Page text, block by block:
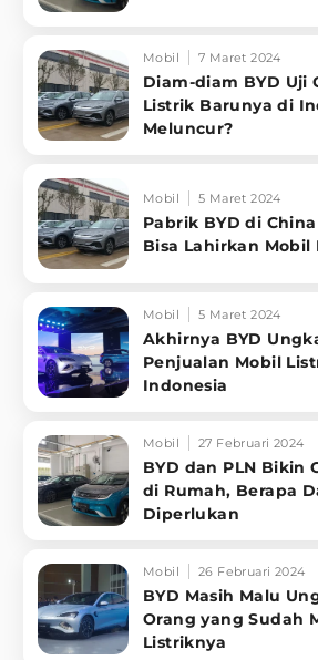
Mobil 7 Maret 2024
Diam-diam BYD Uji
Listrik Barunya di
Meluncur?
Mobil 5 Maret 2024
Pabrik BYD di
Bisa Lahirkan Mobil
Mobil 5 Maret 2024
Akhirnya BYD
Penjualan Mobil
Indonesia
Mobil 27 Februari 2024
BYD dan PLN Bikin
di Rumah, Berapa
Diperlukan
Mobil 26 Februari 2024
BYD Masih Malu
Orang yang Sudah
Listriknya